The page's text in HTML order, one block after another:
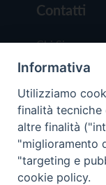
Contatti
Chi Siamo
Redazione
Scrivici
Copyright
Informativa
Utilizziamo
finalità tecniche
altre finalità
"miglioramento
"targeting e
cookie policy.